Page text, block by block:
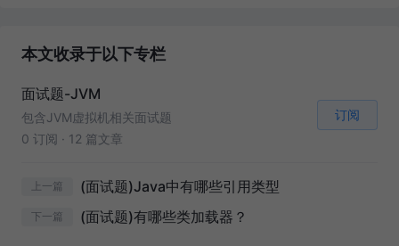
本文收录于以下专栏
面试题-JVM
包含JVM虚拟机相关面试题
0 订阅 · 12 篇文章
订阅
上一篇 (面试题)Java中有哪些引用类型
下一篇 (面试题)有哪些类加载器？